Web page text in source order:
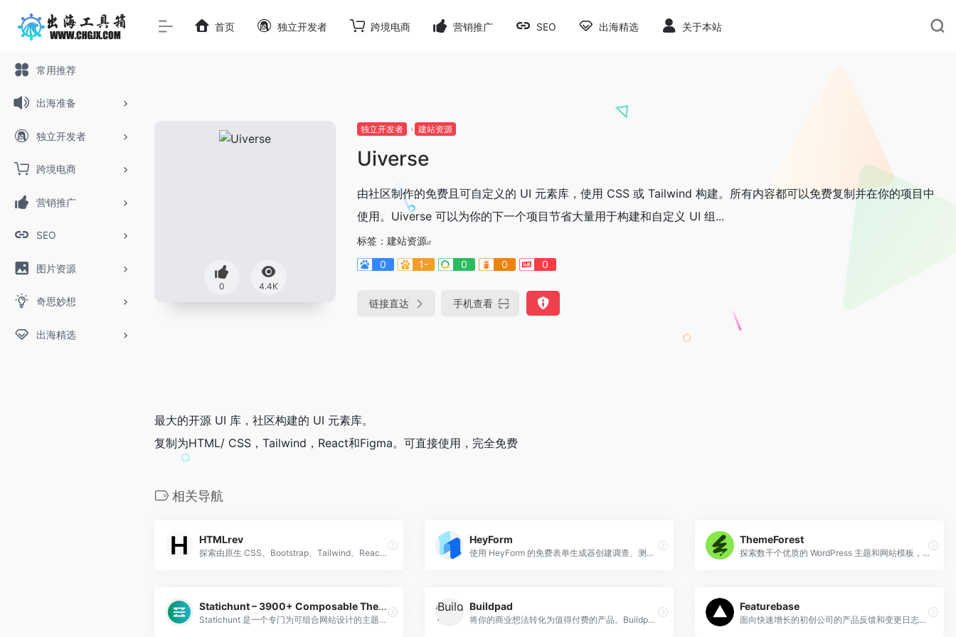
常用推荐
出海准备
独立开发者
跨境电商
营销推广
SEO
图片资源
奇思妙想
出海精选
首页 独立开发者 跨境电商 营销推广 SEO 出海精选 关于本站
0 4.4K
独立开发者 建站资源
Uiverse
由社区制作的免费且可自定义的 UI 元素库，使用 CSS 或 Tailwind 构建。所有内容都可以免费复制并在你的项目中
使用。Uiverse 可以为你的下一个项目节省大量用于构建和自定义 UI 组...
标签： 建站资源
0
1- 0 0 0
链接直达 手机查看
最大的开源 UI 库，社区构建的 UI 元素库。
复制为HTML/ CSS，Tailwind，React和Figma。可直接使用，完全免费
相关导航
HTMLrev
探索由原生 CSS、Bootstrap、Tailwind、React、Vue、Next.js、Nuxt、Svelte、Gatsby、Laravel、Astro 等构建的免费 HTML 网站模板。
HeyForm
使用 HeyForm 的免费表单生成器创建调查、测验和投票。现在注册，即可轻松快速地免费制作漂亮、互动的在线表单。
ThemeForest
探索数千个优质的 WordPress 主题和网站模板，包括多用途且响应式的 Bootstrap 模板、电子邮件模板和 HTML 模板。
Statichunt – 3900+ Composable Themes, Templates & Tools Directory
Statichunt 是一个专门为可组合网站设计的主题、模板和工具目录。浏览数百种选项，为你的可组合项目找到完美的匹配！
Buildpad
将你的商业想法转化为值得付费的产品。Buildpad 会引导你完成每一步，从想法验证到扩大你的业务规模，在每个环节都提供指导。
Featurebase
面向快速增长的初创公司的产品反馈和变更日志平台。简化反馈收集，识别有影响力的产品机会并通过构建正确的功能来更快地扩展。